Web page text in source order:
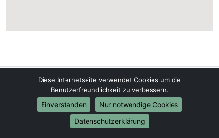
Umzugsfirma-Flensburg.de
Flensburg
01579-2482392
info@umzugsfirma-flensburg.de
Diese Internetseite verwendet Cookies um die
Benutzerfreundlichkeit zu verbessern.
Einverstanden
Nur notwendige Cookies
Datenschutzerklärung